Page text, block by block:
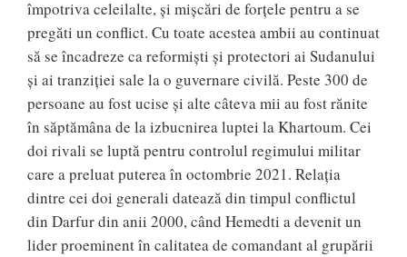
împotriva celeilalte, și mișcări de forțele pentru a se
pregăti un conflict. Cu toate acestea ambii au continuat
să se încadreze ca reformiști și protectori ai Sudanului
și ai tranziției sale la o guvernare civilă. Peste 300 de
persoane au fost ucise și alte câteva mii au fost rănite
în săptămâna de la izbucnirea luptei la Khartoum. Cei
doi rivali se luptă pentru controlul regimului militar
care a preluat puterea în octombrie 2021. Relația
dintre cei doi generali datează din timpul conflictul
din Darfur din anii 2000, când Hemedti a devenit un
lider proeminent în calitatea de comandant al grupării